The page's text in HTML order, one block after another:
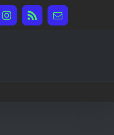
Instagram
Rss Email